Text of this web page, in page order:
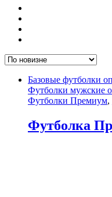
Базовые футболки
Футболки мужские
Футболки Премиум,
Футболка